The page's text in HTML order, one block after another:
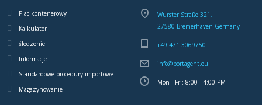
Plac kontenerowy
Kalkulator
śledzenie
Informacje
Standardowe procedury importowe
Magazynowanie
Wurster Straße 321,
27580 Bremerhaven Germany
+49 471 3069750
info@portagent.eu
Mon - Fri: 8:00 - 4:00 PM